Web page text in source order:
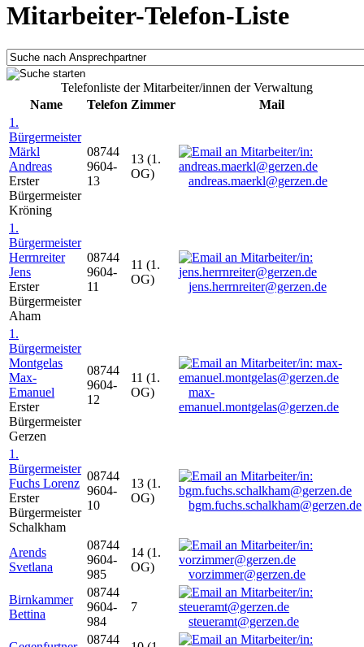
Mitarbeiter-Telefon-Liste
Telefonliste der Mitarbeiter/innen der Verwaltung
Name
Telefon Zimmer
Mail
1.
Bürgermeister
Märkl
Andreas
Erster
Bürgermeister
Kröning
08744
9604-
13
13 (1.
OG)
andreas.maerkl@gerzen.de
1.
Bürgermeister
Herrnreiter
Jens
Erster
Bürgermeister
Aham
08744
9604-
11
11 (1.
OG)
jens.herrnreiter@gerzen.de
1.
Bürgermeister
Montgelas
Max-
Emanuel
Erster
Bürgermeister
Gerzen
08744
9604-
12
11 (1.
OG)
max-
emanuel.montgelas@gerzen.de
1.
Bürgermeister
Fuchs Lorenz
Erster
Bürgermeister
Schalkham
08744
9604-
10
13 (1.
OG)
bgm.fuchs.schalkham@gerzen.de
Arends
Svetlana
08744
9604-
985
14 (1.
OG)
vorzimmer@gerzen.de
Birnkammer
Bettina
08744
9604-
984
7
steueramt@gerzen.de
08744